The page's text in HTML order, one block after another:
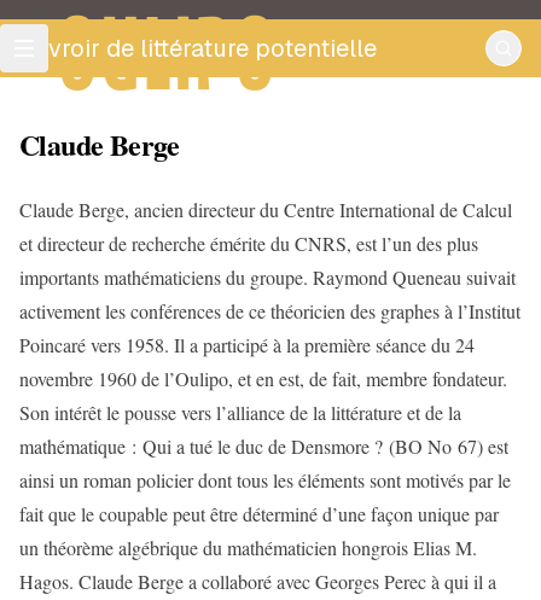
OULIPO
ouvroir de littérature potentielle
Claude Berge
Claude Berge, ancien directeur du Centre International de Calcul
et directeur de recherche émérite du CNRS, est l’un des plus
importants mathématiciens du groupe. Raymond Queneau suivait
activement les conférences de ce théoricien des graphes à l’Institut
Poincaré vers 1958. Il a participé à la première séance du 24
novembre 1960 de l’Oulipo, et en est, de fait, membre fondateur.
Son intérêt le pousse vers l’alliance de la littérature et de la
mathématique : Qui a tué le duc de Densmore ? (BO No 67) est
ainsi un roman policier dont tous les éléments sont motivés par le
fait que le coupable peut être déterminé d’une façon unique par
un théorème algébrique du mathématicien hongrois Elias M.
Hagos. Claude Berge a collaboré avec Georges Perec à qui il a